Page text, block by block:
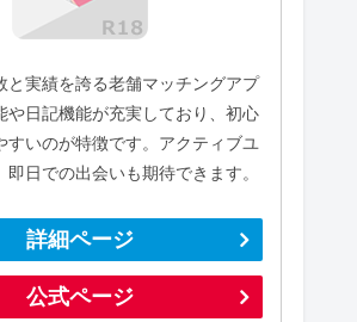
と実績を誇る老舗マッチングアプ
や日記機能が充実しており、初心
すいのが特徴です。アクティブユ
即日での出会いも期待できます。
詳細ページ
公式ページ